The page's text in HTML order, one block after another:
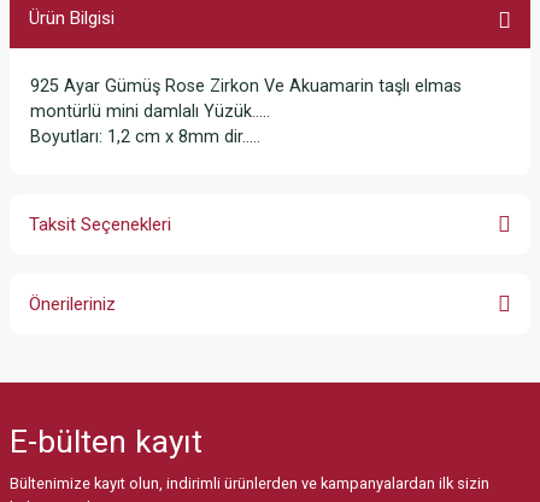
Ürün Bilgisi
925 Ayar Gümüş Rose Zirkon Ve Akuamarin taşlı elmas
montürlü mini damlalı Yüzük…..
Boyutları: 1,2 cm x 8mm dir…..
Taksit Seçenekleri
Önerileriniz
Görüş ve önerileriniz için teşekkür ederiz.
E-bülten kayıt
Bültenimize kayıt olun, indirimli ürünlerden ve kampanyalardan ilk sizin